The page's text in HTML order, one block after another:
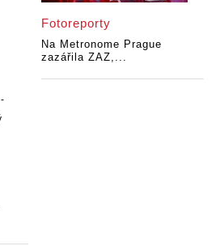
Fotoreporty
Na Metronome Prague
zazářila ZAZ,...